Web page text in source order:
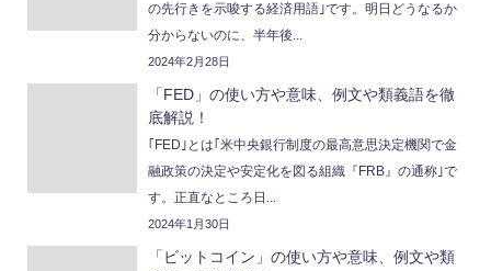
の先行きを示唆する経済用語｣です。明日どうなるか
分からないのに、半年後...
2024年2月28日
「FED」の使い方や意味、例文や類義語を徹
底解説！
｢FED｣とは｢米中央銀行制度の最高意思決定機関で金
融政策の決定や安定化を図る組織『FRB』の通称｣で
す。正直なところ日...
2024年1月30日
「ビットコイン」の使い方や意味、例文や類